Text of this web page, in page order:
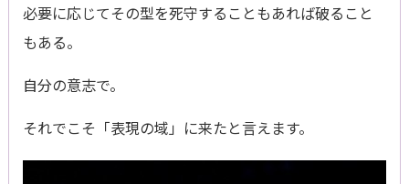
必要に応じてその型を死守することもあれば破ること
もある。
自分の意志で。
それでこそ「表現の域」に来たと言えます。